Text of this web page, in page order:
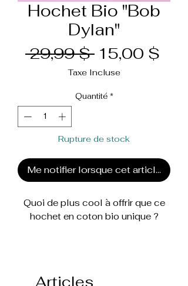
Hochet Bio "Bob
Dylan"
29,99 $ Prix
original
15,00 $
Taxe Incluse
Quantité *
Rupture de stock
Me notifier lorsque cet article est
Quoi de plus cool à offrir que ce
hochet en coton bio unique ?
Articles